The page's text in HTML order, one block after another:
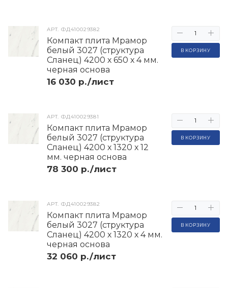
АРТ.ФД410029382
Компакт плита Мрамор
белый 3027 (структура
Сланец) 4200 х 1320 х 4 мм.
черная основа
32 060 р./лист
В КОРЗИНУ
АРТ.ФД410029381
Компакт плита Мрамор
белый 3027 (структура
Сланец) 4200 х 1320 х 12
мм. черная основа
78 300 р./лист
В КОРЗИНУ
АРТ.ФД410029382
Компакт плита Мрамор
белый 3027 (структура
Сланец) 4200 х 650 х 4 мм.
черная основа
16 030 р./лист
В КОРЗИНУ